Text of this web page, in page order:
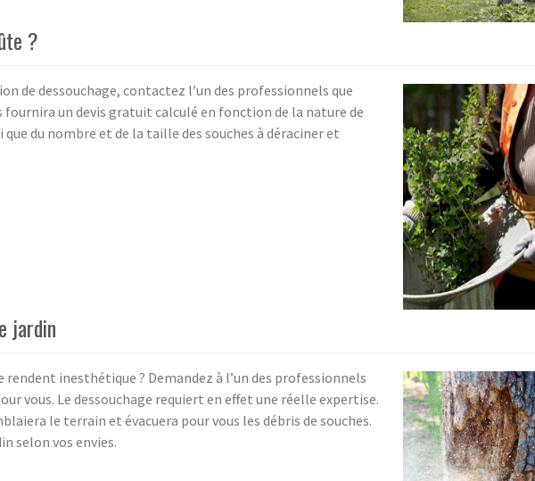
?
de dessouchage, contactez l’un des professionnels que
fournira un devis gratuit calculé en fonction de la nature de
du nombre et de la taille des souches à déraciner et
jardin
inesthétique ? Demandez à l’un des professionnels
vous. Le dessouchage requiert en effet une réelle expertise.
le terrain et évacuera pour vous les débris de souches.
selon vos envies.